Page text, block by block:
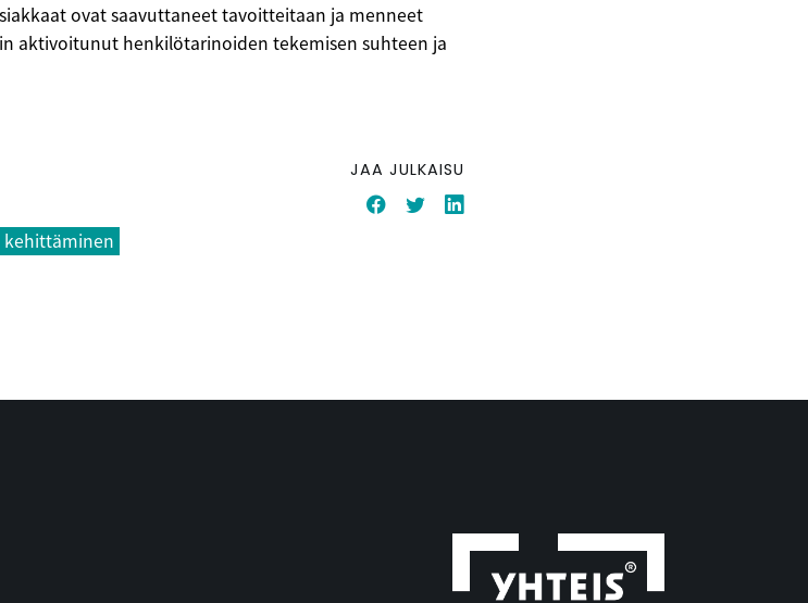
ovat saavuttaneet tavoitteitaan ja menneet
aktivoitunut henkilötarinoiden tekemisen suhteen ja
kehittäminen
JAA JULKAISU